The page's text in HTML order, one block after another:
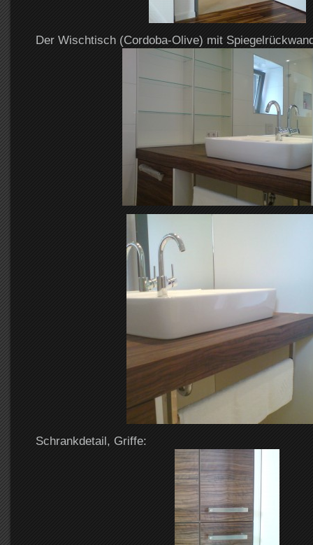
Der Wischtisch (Cordoba-Olive) mit
Schrankdetail, Griffe: